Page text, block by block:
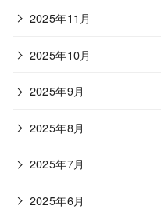
2025年11月
2025年10月
2025年9月
2025年8月
2025年7月
2025年6月